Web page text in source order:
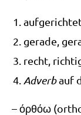
gera­de,
recht,
Adverbauf
–όρθόω